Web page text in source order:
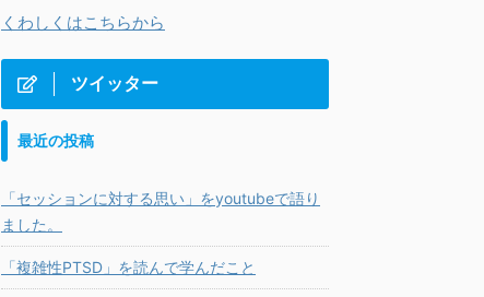
くわしくはこちらから
ツイッター
最近の投稿
「セッションに対する思い」をyoutubeで語り
ました。
「複雑性PTSD」を読んで学んだこと